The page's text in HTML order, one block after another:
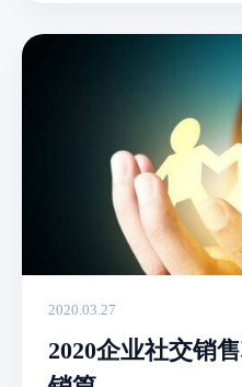
2020.03.27
2020企业社交销